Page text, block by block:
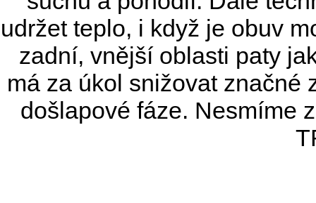
udržet teplo, i když je obuv
zadní, vnější oblasti paty
má za úkol snižovat značné
došlapové fáze. Nesmíme